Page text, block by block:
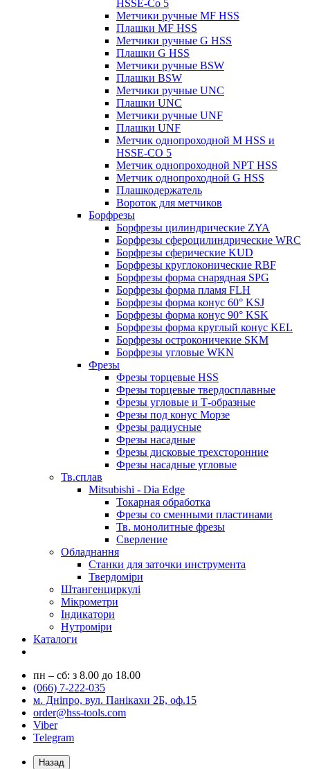
HSSE-Co 5
Метчики ручные MF HSS
Плашки MF HSS
Метчики ручные G HSS
Плашки G HSS
Метчики ручные BSW
Плашки BSW
Метчики ручные UNC
Плашки UNC
Метчики ручные UNF
Плашки UNF
Метчик однопроходной M HSS и
HSSE-CO 5
Метчик однопроходной NPT HSS
Метчик однопроходной G HSS
Плашкодержатель
Вороток для метчиков
Борфрезы
Борфрезы цилиндрические ZYA
Борфрезы сфероцилиндрические WRC
Борфрезы сферические KUD
Борфрезы круглоконические RBF
Борфрезы форма снарядная SPG
Борфрезы форма пламя FLH
Борфрезы форма конус 60° KSJ
Борфрезы форма конус 90° KSK
Борфрезы форма круглый конус KEL
Борфрезы остроконичекие SKM
Борфрезы угловые WKN
Фрезы
Фрезы торцевые HSS
Фрезы торцевые твердосплавные
Фрезы угловые и Т-образные
Фрезы под конус Морзе
Фрезы радиусные
Фрезы насадные
Фрезы дисковые трехсторонние
Фрезы насадные угловые
Тв.сплав
Mitsubishi - Dia Edge
Токарная обработка
Фрезы со сменными пластинами
Тв. монолитные фрезы
Сверление
Обладнання
Станки для заточки инструмента
Твердоміри
Штангенциркулі
Мікрометри
Індикатори
Нутроміри
Каталоги
пн – сб: з 8.00 до 18.00
(066) 7-222-035
м. Дніпро, вул. Панікахи 2Б, оф.15
order@hss-tools.com
Viber
Telegram
Назад